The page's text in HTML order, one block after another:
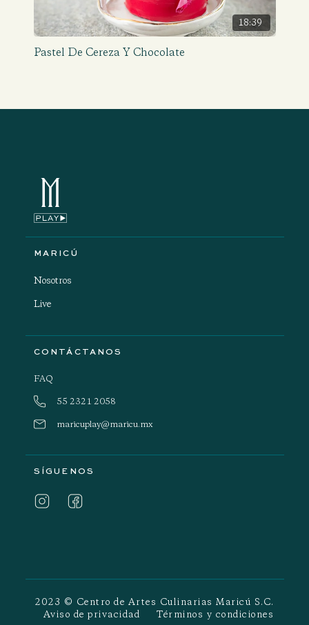
18:39
Pastel De Cereza Y Chocolate
MARICÚ
Nosotros
Live
CONTÁCTANOS
FAQ
55 2321 2058
maricuplay@maricu.mx
SÍGUENOS
2023 © Centro de Artes Culinarias Maricú S.C.
Aviso de privacidad
Términos y condiciones